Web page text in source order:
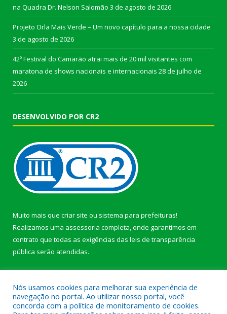
na Quadra Dr. Nelson Salomão 3 de agosto de 2026
Projeto Orla Mais Verde – Um novo capítulo para a nossa cidade
3 de agosto de 2026
42º Festival do Camarão atrai mais de 20 mil visitantes com
maratona de shows nacionais e internacionais 28 de julho de
2026
DESENVOLVIDO POR CR2
Muito mais que criar site ou sistema para prefeituras!
Realizamos uma assessoria completa, onde garantimos em
contrato que todas as exigências das leis de transparência
pública serão atendidas.
Nós usamos cookies para melhorar sua experiência de
navegação no portal. Ao utilizar nosso portal, você
concorda com a política de monitoramento de cookies.